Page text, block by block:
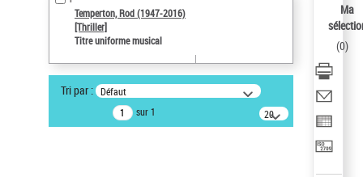
Temperton, Rod (1947-2016)
Auteur d’œuvre
Statut de la notice d’autorité
Notice élémentaire
Pays
Temperton, Rod (1947-2016)
[Thriller]
Titre uniforme musical
Tri par : Défaut
sur 1
20
résultats/page
Ma
(0)